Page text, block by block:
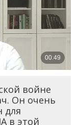
войне
Он очень
для
в этой